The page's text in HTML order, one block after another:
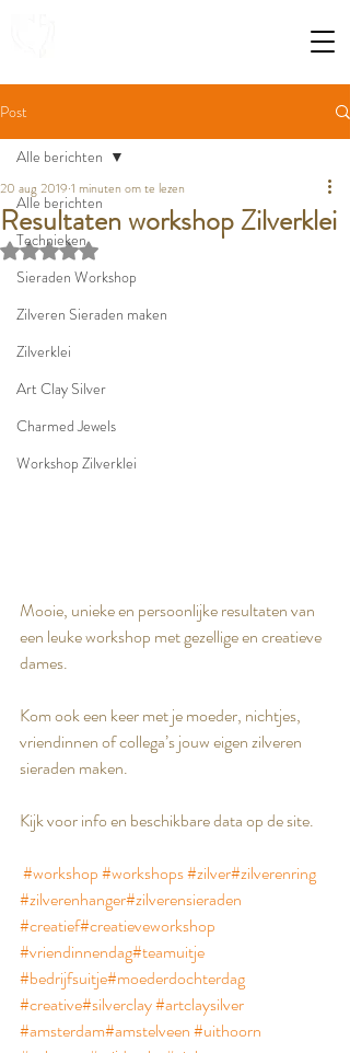
Post
Alle berichten
Technieken
Sieraden Workshop
Zilveren Sieraden maken
Zilverklei
Art Clay Silver
Charmed Jewels
Workshop Zilverklei
Alle berichten
Resultaten workshop Zilverklei
20 aug 2019 1 minuten om te lezen
Beoordeeld met NaN uit 5 sterren.
Mooie, unieke en persoonlijke resultaten van
een leuke workshop met gezellige en creatieve
dames.
Kom ook een keer met je moeder, nichtjes,
vriendinnen of collega’s jouw eigen zilveren
sieraden maken.
Kijk voor info en beschikbare data op de site.
#workshop#workshops#zilver#zilverenring
#zilverenhanger#zilverensieraden
#creatief#creatieveworkshop
#vriendinnendag#teamuitje
#bedrijfsuitje#moederdochterdag
#creative#silverclay#artclaysilver
#amsterdam#amstelveen#uithoorn